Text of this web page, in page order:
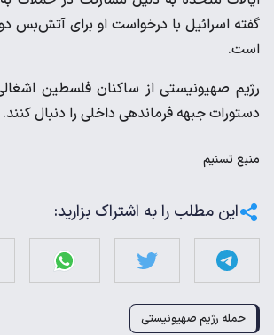
گفته اسرائیل با درخواست او برای آتش‌بس
است.
رژیم صهیونیستی از ساکنان فلسطین
دستورات جبهه فرماندهی داخلی را دنبال کنند.
منبعتسنیم
این مطلب را به اشتراک بزارید:
حمله رژیم صهیونیستی